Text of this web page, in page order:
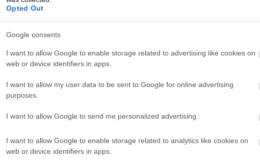
Opted Out
Google consents
I want to allow Google to enable storage related to advertising like cookies on
web or device identifiers in apps.
I want to allow my user data to be sent to Google for online advertising
purposes.
I want to allow Google to send me personalized advertising.
I want to allow Google to enable storage related to analytics like cookies on
web or device identifiers in apps.
έντονες αντιδράσεις στα social media.
και οΊλον Μασκ
το casting προσβλητικό για την Ελλάδα και
κληρονομιά.